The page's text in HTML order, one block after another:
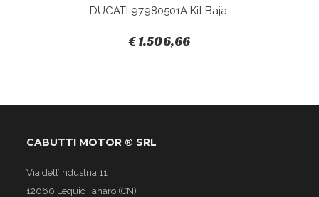
DUCATI 97980501A Kit Baja.
€ 1.506,66
CABUTTI MOTOR ® SRL
Via dell’Industria 11
12060 Lequio Tanaro (CN)